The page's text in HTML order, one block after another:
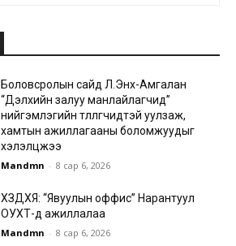
Боловсролын сайд Л.Энх-Амгалан
“Дэлхийн залуу манлайлагчид”
нийгэмлэгийн төлөөлөгчидтэй уулзаж,
хамтын ажиллагааны боломжуудыг
хэлэлцжээ
Mandmn - 8 сар 6, 2026
ХЗДХЯ: “Явуулын оффис” Нарантуул
ОУХТ-д ажиллалаа
Mandmn - 8 сар 6, 2026